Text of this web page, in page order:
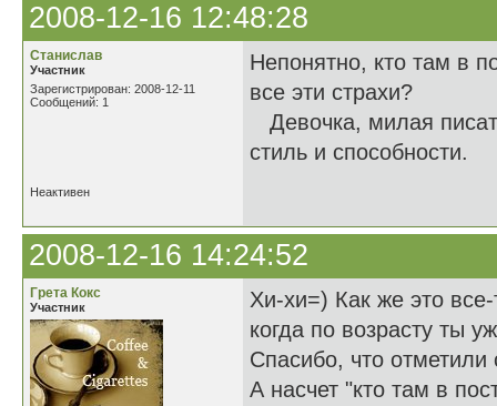
2008-12-16 12:48:28
Станислав
Участник
Зарегистрирован: 2008-12-11
Сообщений: 1
Непонятно, кто там в
все эти страхи?
Девочка, милая
стиль и способности.
Неактивен
2008-12-16 14:24:52
Грета Кокс
Участник
Хи-хи=) Как же это
когда по возрасту ты
Спасибо, что
А насчет "кто там в